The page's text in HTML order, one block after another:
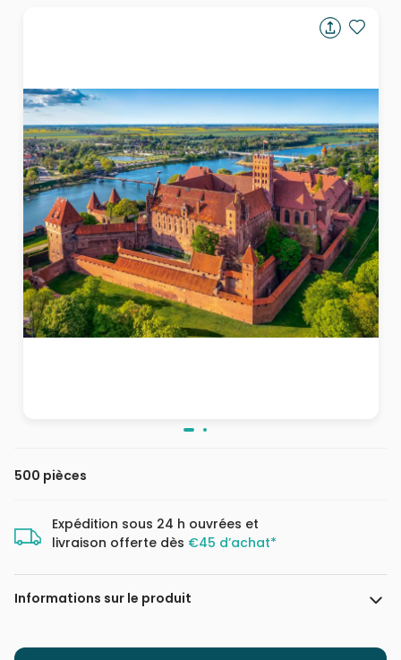
500 pièces
Expédition sous 24 h ouvrées et
livraison offerte dès €45 d’achat*
Informations sur le produit
Marque
Castorland, les puzzles